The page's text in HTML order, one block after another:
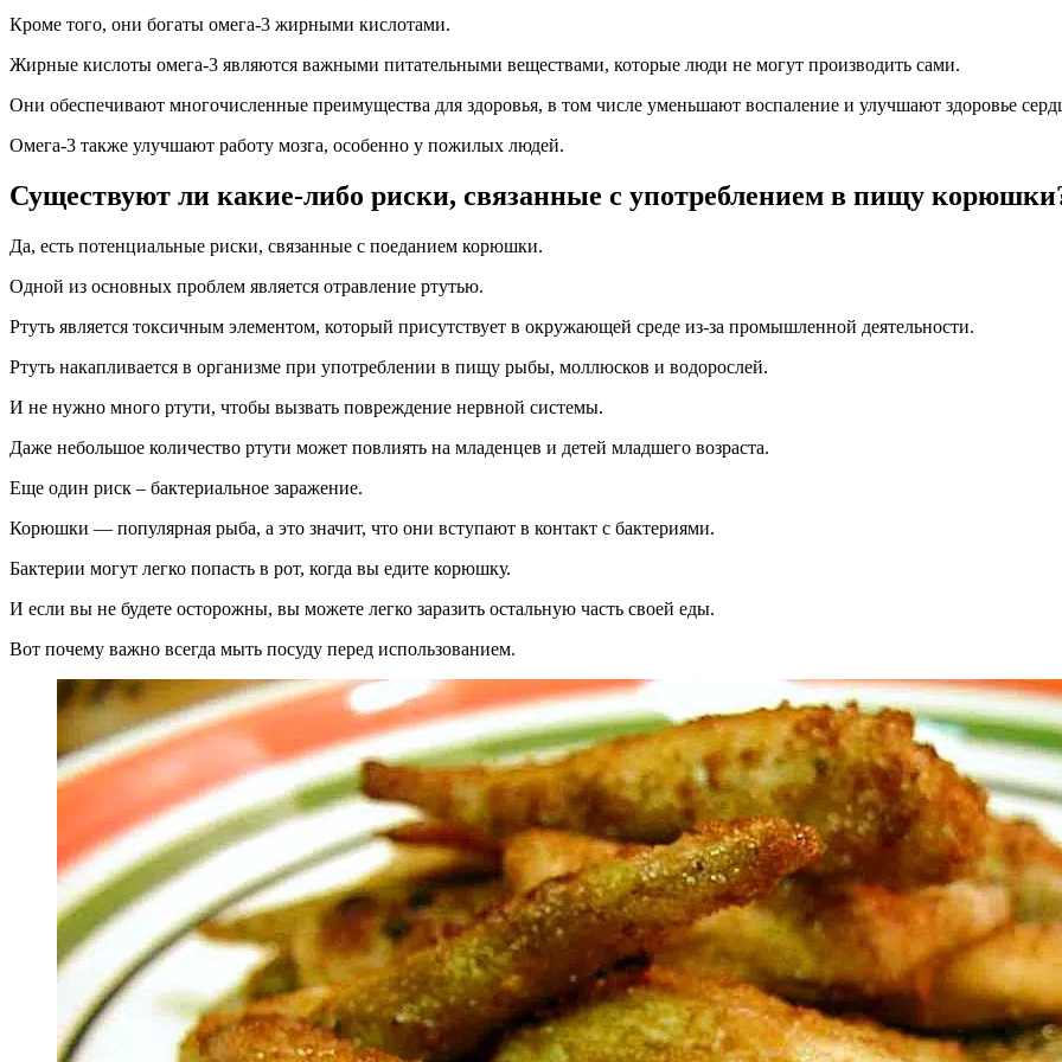
Кроме того, они богаты омега-3 жирными кислотами.
Жирные кислоты омега-3 являются важными питательными веществами, которые люди не могут производить сами.
Они обеспечивают многочисленные преимущества для здоровья, в том числе уменьшают воспаление и улучшают здоровье
Омега-3 также улучшают работу мозга, особенно у пожилых людей.
Существуют ли какие-либо риски, связанные с употреблением в пищу
Да, есть потенциальные риски, связанные с поеданием корюшки.
Одной из основных проблем является отравление ртутью.
Ртуть является токсичным элементом, который присутствует в окружающей среде из-за промышленной деятельности.
Ртуть накапливается в организме при употреблении в пищу рыбы, моллюсков и водорослей.
И не нужно много ртути, чтобы вызвать повреждение нервной системы.
Даже небольшое количество ртути может повлиять на младенцев и детей младшего возраста.
Еще один риск – бактериальное заражение.
Корюшки — популярная рыба, а это значит, что они вступают в контакт с бактериями.
Бактерии могут легко попасть в рот, когда вы едите корюшку.
И если вы не будете осторожны, вы можете легко заразить остальную часть своей еды.
Вот почему важно всегда мыть посуду перед использованием.